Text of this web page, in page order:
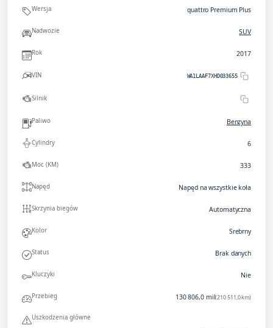
Wersja quattro Premium Plus
Nadwozie SUV
Rok 2017
VIN WA1LAAF7XHD033655
Silnik
Paliwo Benzyna
Cylindry 6
Moc (KM) 333
Napęd Napęd na wszystkie koła
Skrzynia biegów Automatyczna
Kolor Srebrny
Status Brak danych
Kluczyki Nie
Przebieg 130 806,0 mil(210 511,0 km)
Uszkodzenia główne